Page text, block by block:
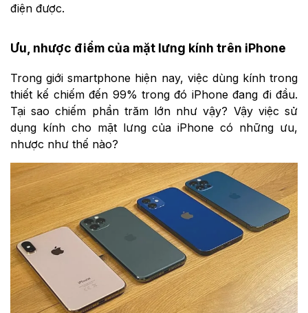
điện được.
Ưu, nhược điểm của mặt lưng kính trên iPhone
Trong giới smartphone hiện nay, việc dùng kính trong
thiết kế chiếm đến 99% trong đó iPhone đang đi đầu.
Tại sao chiếm phần trăm lớn như vậy? Vậy việc sử
dụng kính cho mặt lưng của iPhone có những ưu,
nhược như thế nào?